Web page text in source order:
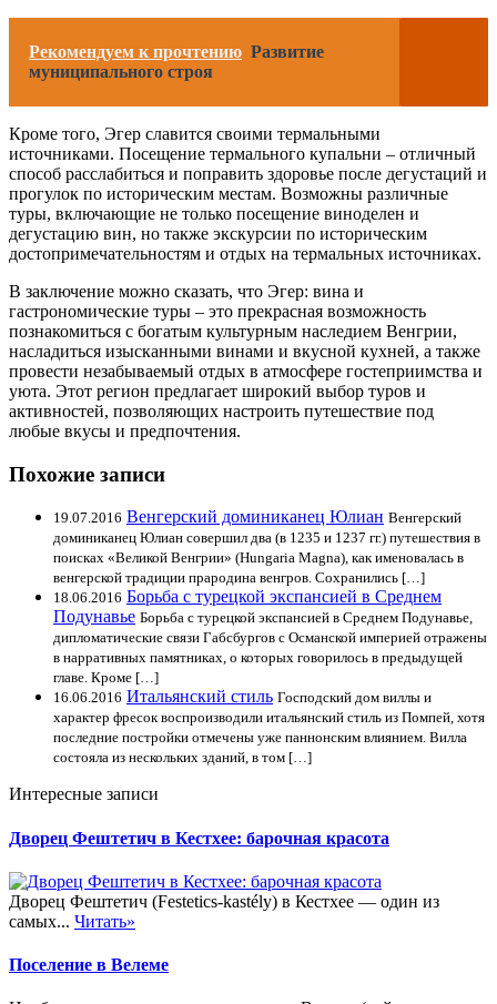
Рекомендуем к прочтению Развитие
муниципального строя
Кроме того, Эгер славится своими термальными
источниками. Посещение термального купальни – отличный
способ расслабиться и поправить здоровье после дегустаций и
прогулок по историческим местам. Возможны различные
туры, включающие не только посещение виноделен и
дегустацию вин, но также экскурсии по историческим
достопримечательностям и отдых на термальных источниках.
В заключение можно сказать, что Эгер: вина и
гастрономические туры – это прекрасная возможность
познакомиться с богатым культурным наследием Венгрии,
насладиться изысканными винами и вкусной кухней, а также
провести незабываемый отдых в атмосфере гостеприимства и
уюта. Этот регион предлагает широкий выбор туров и
активностей, позволяющих настроить путешествие под
любые вкусы и предпочтения.
Похожие записи
19.07.2016 Венгерский доминиканец Юлиан Венгерский
доминиканец Юлиан совершил два (в 1235 и 1237 гг.) путешествия в
поисках «Великой Венгрии» (Hungaria Magna), как именовалась в
венгерской традиции прародина венгров. Сохранились […]
18.06.2016 Борьба с турецкой экспансией в Среднем
Подунавье Борьба с турецкой экспансией в Среднем Подунавье,
дипломатические связи Габсбургов с Османской империей отражены
в нарративных памятниках, о которых говорилось в предыдущей
главе. Кроме […]
16.06.2016 Итальянский стиль Господский дом виллы и
характер фресок воспроизводили итальянский стиль из Помпей, хотя
последние постройки отмечены уже паннонским влиянием. Вилла
состояла из нескольких зданий, в том […]
Интересные записи
Дворец Фештетич в Кестхее: барочная красота
Дворец Фештетич (Festetics-kastély) в Кестхее — один из
самых... Читать»
Поселение в Велеме